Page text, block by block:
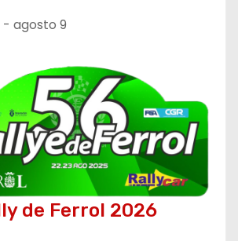
- agosto 9
de Ferrol 2026